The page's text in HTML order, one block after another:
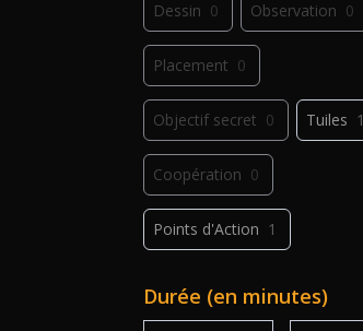
Dessin 0 Observation 0
Placement 0
Objectif secret 0 Tuiles 1
Coopération 0
Points d'Action 1
Déplacement 0
Durée (en minutes)